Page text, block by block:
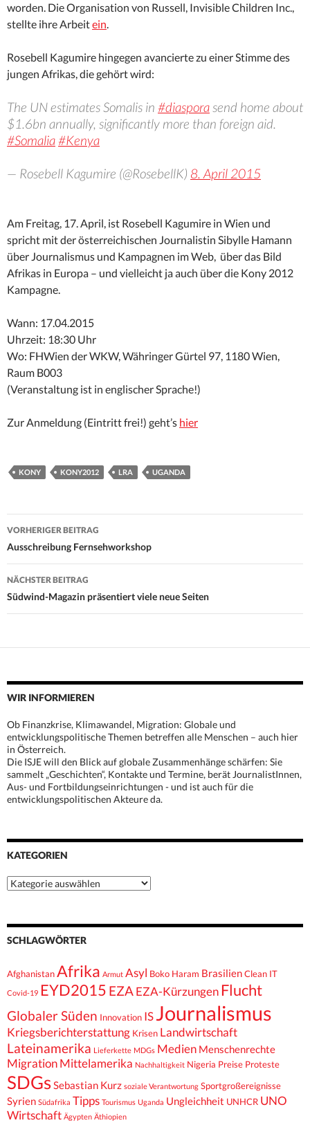
worden. Die Organisation von Russell, Invisible Children Inc.,
stellte ihre Arbeitein.
Rosebell Kagumire hingegen avancierte zu einer Stimme des
jungen Afrikas, die gehört wird:
The UN estimates Somalis in #diasporasend home about
$1.6bn annually, significantly more than foreign aid.
#Somalia#Kenya
— Rosebell Kagumire (@RosebellK) 8. April 2015
Am Freitag, 17. April, ist Rosebell Kagumire in Wien und
spricht mit der österreichischen Journalistin Sibylle Hamann
über Journalismus und Kampagnen im Web, über das Bild
Afrikas in Europa – und vielleicht ja auch über die Kony 2012
Kampagne.
Wann: 17.04.2015
Uhrzeit: 18:30 Uhr
Wo: FHWien der WKW, Währinger Gürtel 97, 1180 Wien,
Raum B003
(Veranstaltung ist in englischer Sprache!)
Zur Anmeldung (Eintritt frei!) geht’s hier
KONY KONY2012 LRA UGANDA
Beitrags-
Navigation
VORHERIGER BEITRAG
Ausschreibung Fernsehworkshop
NÄCHSTER BEITRAG
Südwind-Magazin präsentiert viele neue Seiten
WIR INFORMIEREN
Ob Finanzkrise, Klimawandel, Migration: Globale und
entwicklungspolitische Themen betreffen alle Menschen – auch hier
in Österreich.
Die ISJE will den Blick auf globale Zusammenhänge schärfen: Sie
sammelt „Geschichten“, Kontakte und Termine, berät JournalistInnen,
Aus- und Fortbildungseinrichtungen - und ist auch für die
entwicklungspolitischen Akteure da.
KATEGORIEN
Kategorien
SCHLAGWÖRTER
AfghanistanAfrika Armut Asyl Boko Haram BrasilienClean IT
Covid-19 EYD2015 EZA EZA-Kürzungen Flucht
Globaler Süden Innovation IS Journalismus
Kriegsberichterstattung Krisen Landwirtschaft
Lateinamerika Lieferkette MDGs Medien Menschenrechte
Migration Mittelamerika Nachhaltigkeit Nigeria Preise Proteste
SDGsSebastian Kurz soziale Verantwortung Sportgroßereignisse
Syrien Südafrika Tipps Tourismus Uganda Ungleichheit UNHCR UNO
Wirtschaft Ägypten Äthiopien